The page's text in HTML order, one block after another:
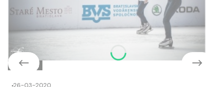
Czytelnia
26-03-2020